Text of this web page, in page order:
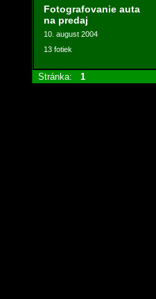
Fotografovanie auta
na predaj
10. august 2004
13 fotiek
Stránka: 1